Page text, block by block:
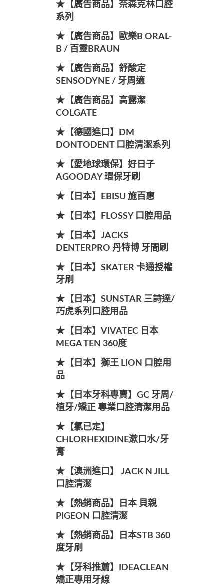
★【廣告商品】奈森克林口腔
系列
★【廣告商品】歐樂B ORAL-
B / 百靈BRAUN
★【廣告商品】舒酸定
SENSODYNE / 牙周適
★【廣告商品】高露潔
COLGATE
★【德國進口】DM
DONTODENT 口腔清潔系列
★【愛地球環保】好日子
AGOODAY 環保牙刷
★【日本】EBISU 施百惠
★【日本】FLOSSY 口腔用品
★【日本】JACKS
DENTERPRO 丹特博 牙間刷
★【日本】SKATER 卡通授權
牙刷
★【日本】SUNSTAR 三詩達/
巧虎系列口腔用品
★【日本】VIVATEC 日本
MEGA TEN 360度
★【日本】獅王 LION 口腔用
品
★【日本牙科專賣】GC 牙周/
植牙/矯正 專業口腔清潔用品
★【氯已定】
CHLORHEXIDINE漱口水/牙
膏
★【澳洲進口】 JACK N JILL
口腔清潔
★【熱銷商品】日本 貝親
PIGEON 口腔清潔
★【熱銷商品】日本STB 360
度牙刷
★【牙科推薦】IDEACLEAN
矯正專用牙線